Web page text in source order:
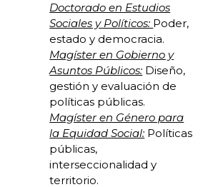
Doctorado en Estudios
Sociales y Políticos: Poder,
estado y democracia.
Magíster en Gobierno y
Asuntos Públicos: Diseño,
gestión y evaluación de
políticas públicas.
Magíster en Género para
la Equidad Social: Políticas
públicas,
interseccionalidad y
territorio.